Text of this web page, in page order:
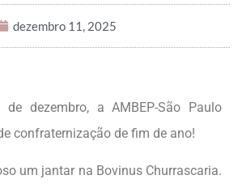
dezembro 11, 2025
dezembro, a AMBEP-São Paulo
confraternização de fim de ano!
um jantar na Bovinus Churrascaria.